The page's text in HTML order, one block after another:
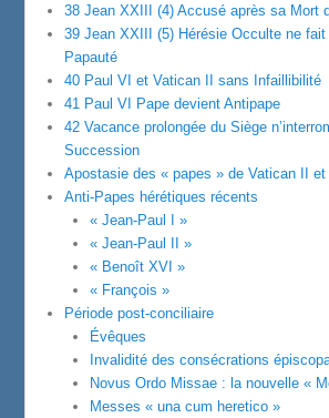
38 Jean XXIII (4) Accusé après sa Mort
39 Jean XXIII (5) Hérésie Occulte ne fait
Papauté
40 Paul VI et Vatican II sans Infaillibilité
41 Paul VI Pape devient Antipape
42 Vacance prolongée du Siège
Succession
Apostasie des « papes » de Vatican II et
Anti-Papes hérétiques récents
« Jean-Paul I »
« Jean-Paul II »
« Benoît XVI »
« François »
Période post-conciliaire
Évêques
Invalidité des consécrations
Novus Ordo Missae : la nouvelle «
Messes « una cum heretico »